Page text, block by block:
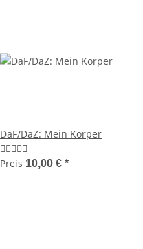
DaF/DaZ: Mein Körper
Preis 10,00 € *